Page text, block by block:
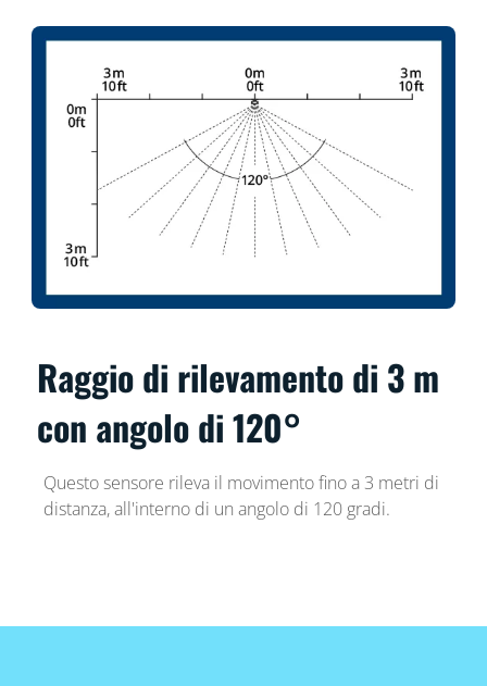
Raggio di rilevamento di 3 m
con angolo di 120°
Questo sensore rileva il movimento fino a 3 metri di
distanza, all'interno di un angolo di 120 gradi.